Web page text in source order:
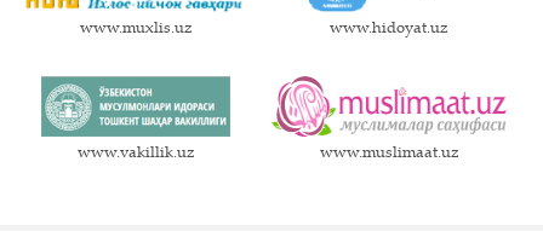
www.muxlis.uz www.hidoyat.uz
www.vakillik.uz www.muslimaat.uz